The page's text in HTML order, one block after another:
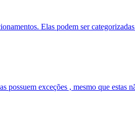
Elas podem ser
exceções , mesmo que estas